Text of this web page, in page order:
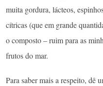
muita gordura, lácteos,
cítricas (que em grande
o composto – ruim para as
frutos do mar.
Para saber mais a respeito, dê